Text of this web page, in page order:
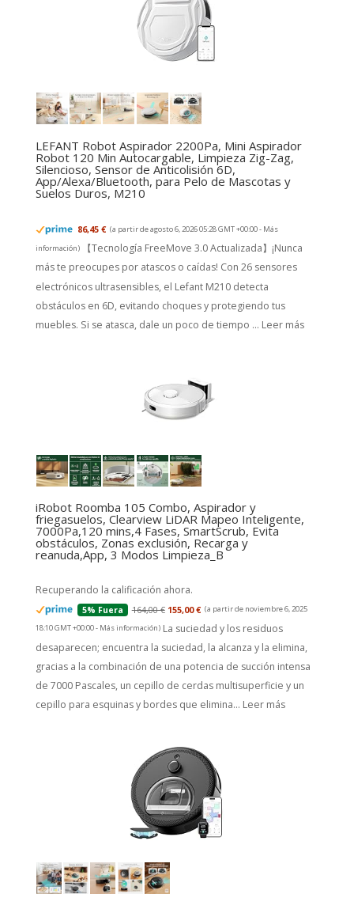
LEFANT Robot Aspirador 2200Pa, Mini Aspirador
Robot 120 Min Autocargable, Limpieza Zig-Zag,
Silencioso, Sensor de Anticolisión 6D,
App/Alexa/Bluetooth, para Pelo de Mascotas y
Suelos Duros, M210
86,45 € (a partir de agosto 6, 2026 05:28 GMT +00:00 - Más
información)
【Tecnología FreeMove 3.0 Actualizada】¡Nunca
más te preocupes por atascos o caídas! Con 26 sensores
electrónicos ultrasensibles, el Lefant M210 detecta
obstáculos en 6D, evitando choques y protegiendo tus
muebles. Si se atasca, dale un poco de tiempo ... Leer más
iRobot Roomba 105 Combo, Aspirador y
friegasuelos, Clearview LiDAR Mapeo Inteligente,
7000Pa,120 mins,4 Fases, SmartScrub, Evita
obstáculos, Zonas exclusión, Recarga y
reanuda,App, 3 Modos Limpieza_B
Recuperando la calificación ahora.
5% Fuera 164,00 € 155,00 € (a partir de noviembre 6, 2025
18:10 GMT +00:00 - Más información) La suciedad y los residuos
desaparecen; encuentra la suciedad, la alcanza y la elimina,
gracias a la combinación de una potencia de succión intensa
de 7000 Pascales, un cepillo de cerdas multisuperficie y un
cepillo para esquinas y bordes que elimina... Leer más